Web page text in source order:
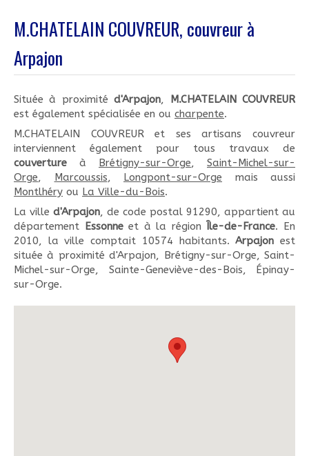
M.CHATELAIN COUVREUR, couvreur à
Arpajon
Située à proximité d'Arpajon,
M.CHATELAIN COUVREUR
est également spécialisée en ou charpente.
M.CHATELAIN COUVREUR et ses artisans couvreur
interviennent également pour tous travaux de
couverture à Brétigny-sur-Orge, Saint-Michel-sur-
Orge, Marcoussis, Longpont-sur-Orge mais aussi
Montlhéry ou La Ville-du-Bois.
La ville d'Arpajon, de code postal 91290, appartient au
département Essonneet à la régionÎle-de-France. En
2010, la ville comptait 10574 habitants.Arpajon est
située à proximité d'Arpajon, Brétigny-sur-Orge, Saint-
Michel-sur-Orge, Sainte-Geneviève-des-Bois, Épinay-
sur-Orge.